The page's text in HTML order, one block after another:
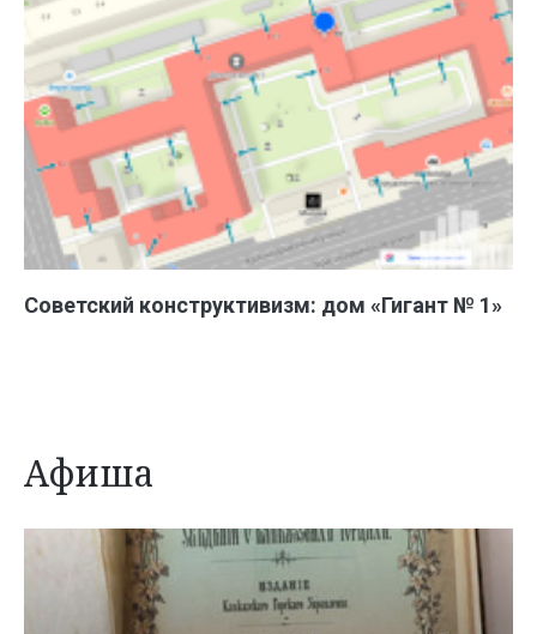
Советский конструктивизм: дом «Гигант № 1»
Афиша